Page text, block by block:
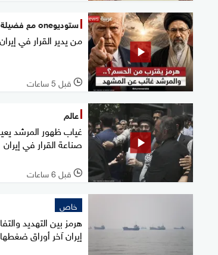
ستوديوone مع فضيلة
من يدير القرار في
l قبل 5 ساعات
عالم
غياب ظهور المرشد
صناعة القرار في إيران
l قبل 6 ساعات
خاص
هرمز بين التهديد
إيران آخر أوراق